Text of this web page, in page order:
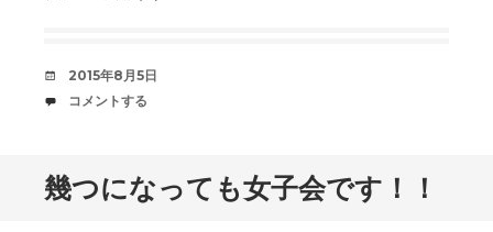
デ
ー
2015年8月5日
コ
コメントする
幾つになっても女子会です！！